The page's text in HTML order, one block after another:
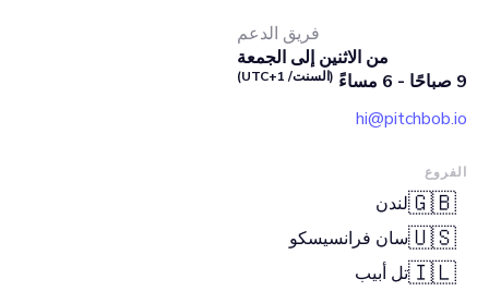
فريق الدعم
من الاثنين إلى الجمعة
9 صباحًا - 6 مساءً
(السنت/ UTC+1)
hi@pitchbob.io
الفروع
🇬🇧لندن
🇺🇸سان فرانسيسكو
🇮🇱تل أبيب